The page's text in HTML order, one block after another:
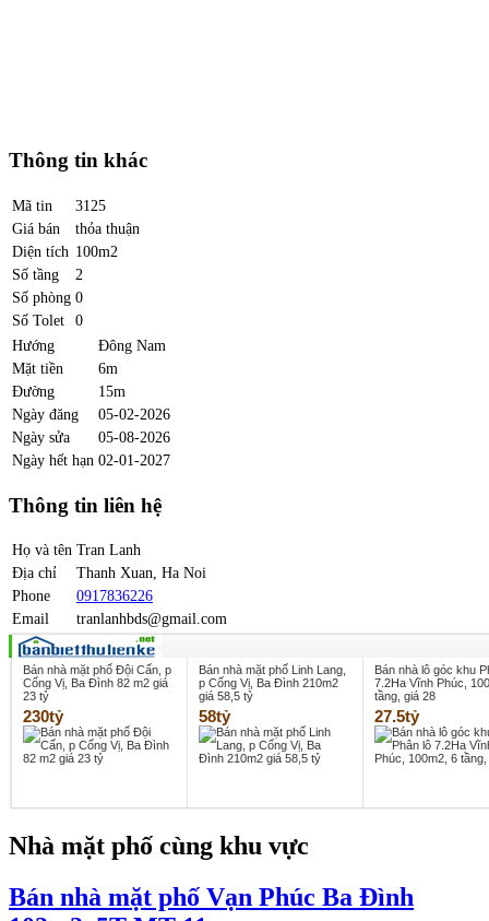
Thông tin khác
Mã tin
3125
Giá bán
thỏa thuận
Diện tích 100m2
Số tầng
2
Số phòng 0
Số Tolet
0
Hướng
Đông Nam
Mặt tiền
6m
Đường
15m
Ngày đăng
05-02-2026
Ngày sửa
05-08-2026
Ngày hết hạn 02-01-2027
Thông tin liên hệ
Họ và tên Tran Lanh
Địa chỉ
Thanh Xuan, Ha Noi
Phone
0917836226
Email
tranlanhbds@gmail.com
Bán nhà mặt phố Đội Cấn, p
Cống Vị, Ba Đình 82 m2 giá
23 tỷ
230tỷ
Bán nhà mặt phố Linh Lang,
p Cống Vị, Ba Đình 210m2
giá 58,5 tỷ
58tỷ
Bán nhà lô góc khu
7.2Ha Vĩnh Phúc,
tầng, giá 28
27.5tỷ
Nhà mặt phố cùng khu vực
Bán nhà mặt phố Vạn Phúc Ba Đình